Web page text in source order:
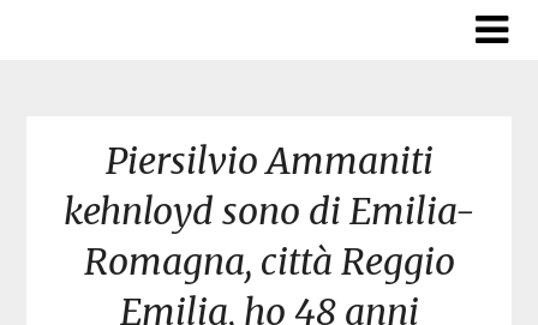
Piersilvio Ammaniti
kehnloyd sono di Emilia-
Romagna, città Reggio
Emilia, ho 48 anni